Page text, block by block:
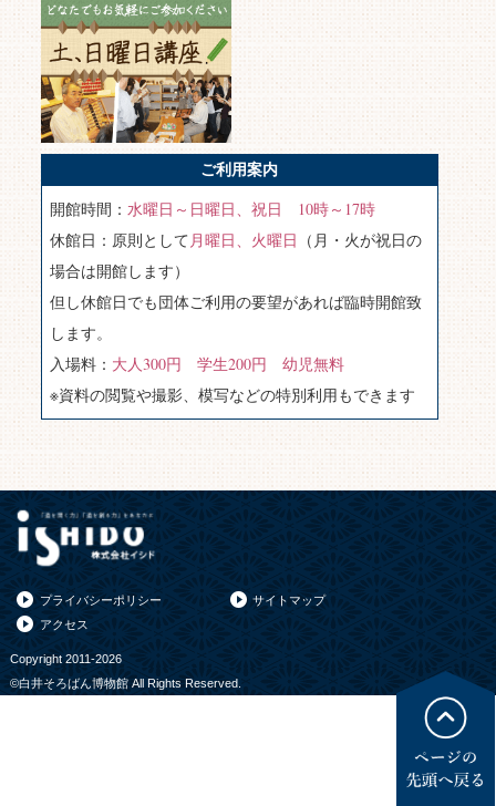
ご利用案内
開館時間：水曜日～日曜日、祝日 10時～17時
休館日：原則として月曜日、火曜日 （月・火が祝日の
場合は開館します）
但し休館日でも団体ご利用の要望があれば臨時開館致
します。
入場料： 大人300円 学生200円 幼児無料
※資料の閲覧や撮影、模写などの特別利用もできます
プライバシーポリシー
サイトマップ
アクセス
Copyright 2011-2026
©白井そろばん博物館 All Rights Reserved.